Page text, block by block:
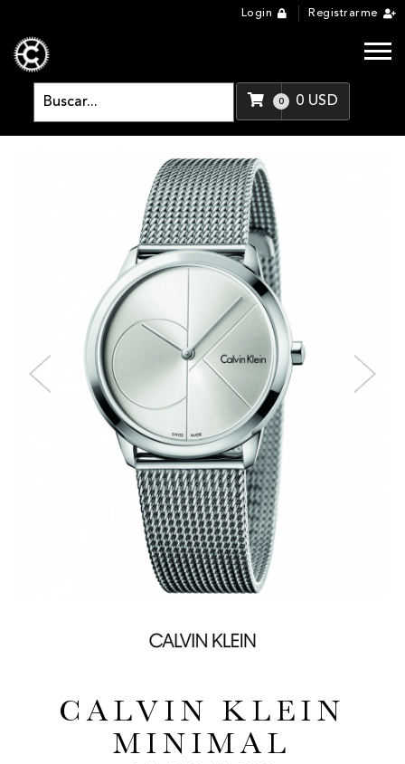
Login Registrarme
0 0 USD
CALVIN KLEIN
MINIMAL